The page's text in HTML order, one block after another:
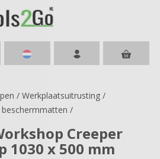
/ Werkplaatsuitrusting /
/
Creeper
1030 x 500 mm